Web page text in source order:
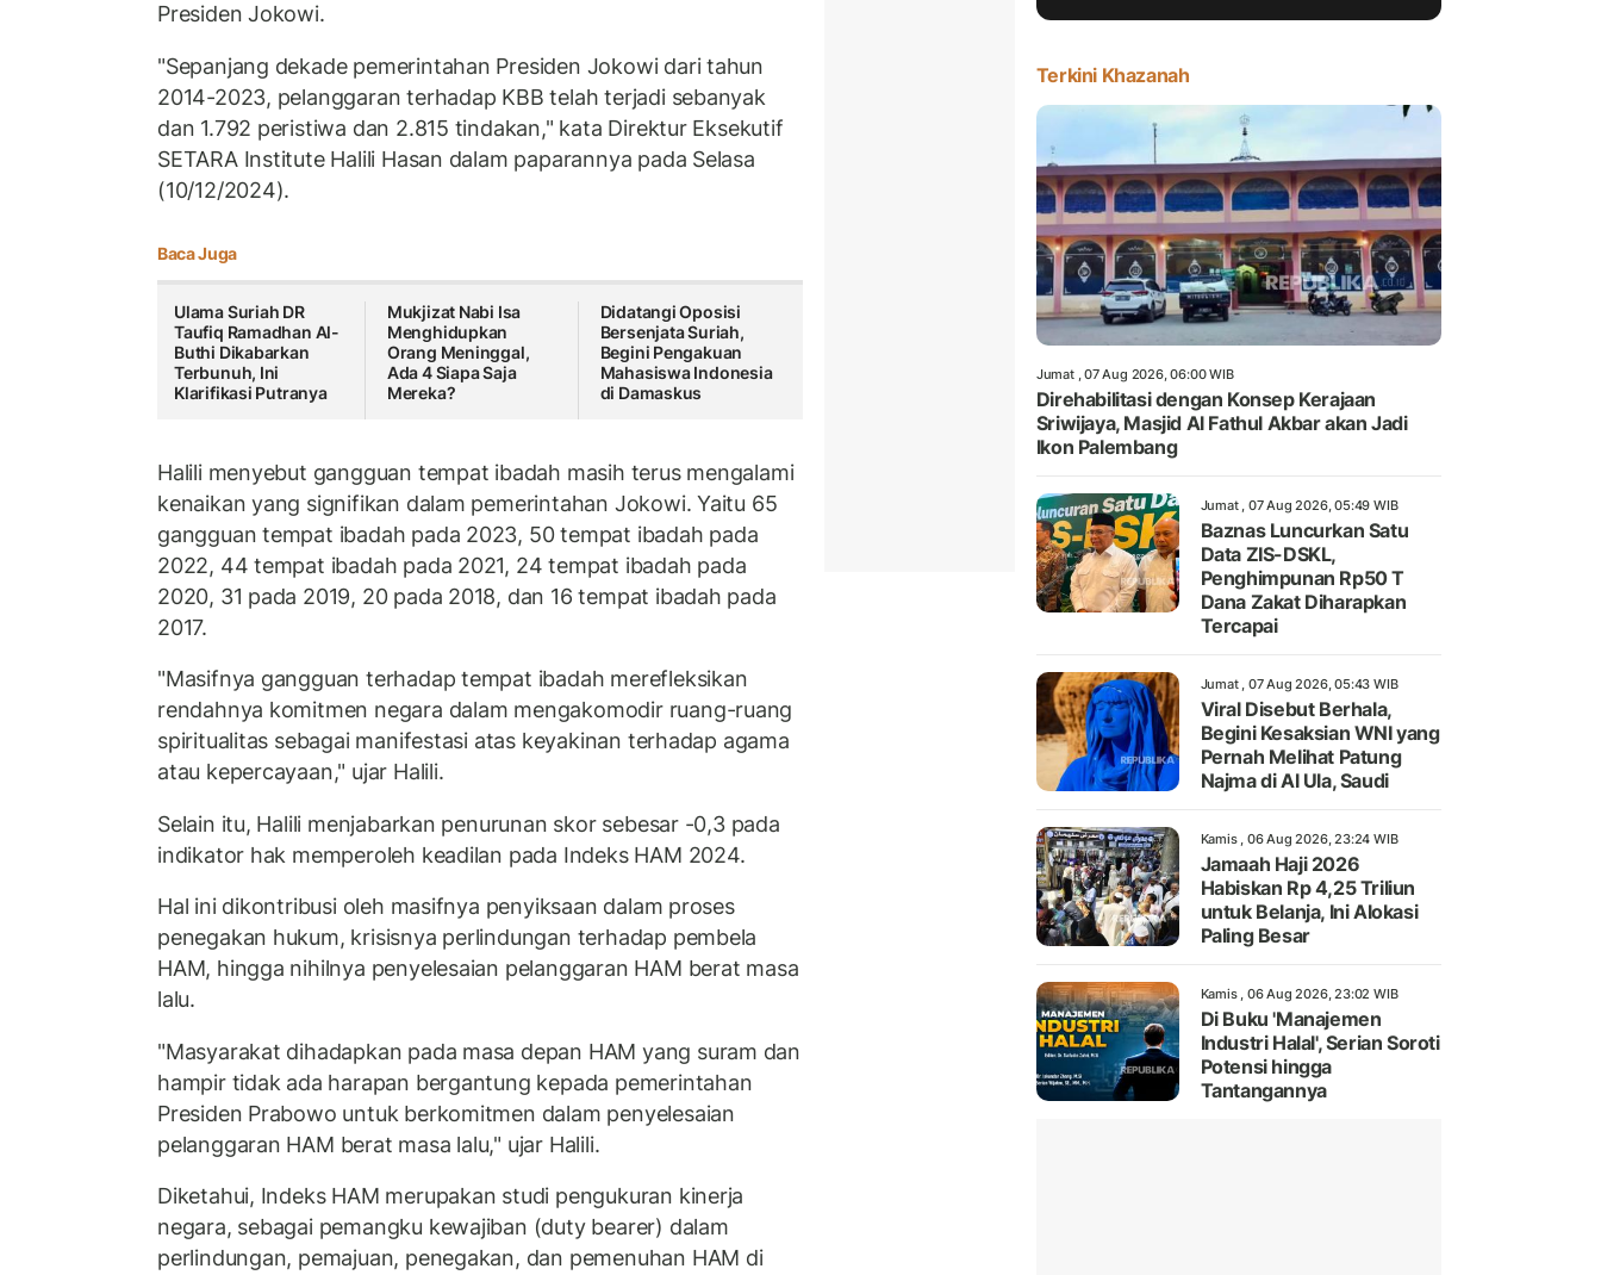
Presiden Jokowi.
"Sepanjang dekade pemerintahan Presiden Jokowi dari tahun
2014-2023, pelanggaran terhadap KBB telah terjadi sebanyak
dan 1.792 peristiwa dan 2.815 tindakan," kata Direktur Eksekutif
SETARA Institute Halili Hasan dalam paparannya pada Selasa
(10/12/2024).
Baca Juga
Ulama Suriah DR
Taufiq Ramadhan Al-
Buthi Dikabarkan
Terbunuh, Ini
Klarifikasi Putranya
Mukjizat Nabi Isa
Menghidupkan
Orang Meninggal,
Ada 4 Siapa Saja
Mereka?
Didatangi Oposisi
Bersenjata Suriah,
Begini Pengakuan
Mahasiswa Indonesia
di Damaskus
Halili menyebut gangguan tempat ibadah masih terus mengalami
kenaikan yang signifikan dalam pemerintahan Jokowi. Yaitu 65
gangguan tempat ibadah pada 2023, 50 tempat ibadah pada
2022, 44 tempat ibadah pada 2021, 24 tempat ibadah pada
2020, 31 pada 2019, 20 pada 2018, dan 16 tempat ibadah pada
2017.
"Masifnya gangguan terhadap tempat ibadah merefleksikan
rendahnya komitmen negara dalam mengakomodir ruang-ruang
spiritualitas sebagai manifestasi atas keyakinan terhadap agama
atau kepercayaan," ujar Halili.
Selain itu, Halili menjabarkan penurunan skor sebesar -0,3 pada
indikator hak memperoleh keadilan pada Indeks HAM 2024.
Hal ini dikontribusi oleh masifnya penyiksaan dalam proses
penegakan hukum, krisisnya perlindungan terhadap pembela
HAM, hingga nihilnya penyelesaian pelanggaran HAM berat masa
lalu.
"Masyarakat dihadapkan pada masa depan HAM yang suram dan
hampir tidak ada harapan bergantung kepada pemerintahan
Presiden Prabowo untuk berkomitmen dalam penyelesaian
pelanggaran HAM berat masa lalu," ujar Halili.
Diketahui, Indeks HAM merupakan studi pengukuran kinerja
negara, sebagai pemangku kewajiban (duty bearer) dalam
perlindungan, pemajuan, penegakan, dan pemenuhan HAM di
Terkini Khazanah
Jumat , 07 Aug 2026, 06:00 WIB
Direhabilitasi dengan Konsep Kerajaan
Sriwijaya, Masjid Al Fathul Akbar akan Jadi
Ikon Palembang
Jumat , 07 Aug 2026, 05:49 WIB
Baznas Luncurkan Satu
Data ZIS-DSKL,
Penghimpunan Rp50 T
Dana Zakat Diharapkan
Tercapai
Jumat , 07 Aug 2026, 05:43 WIB
Viral Disebut Berhala,
Begini Kesaksian WNI yang
Pernah Melihat Patung
Najma di Al Ula, Saudi
Kamis , 06 Aug 2026, 23:24 WIB
Jamaah Haji 2026
Habiskan Rp 4,25 Triliun
untuk Belanja, Ini Alokasi
Paling Besar
Kamis , 06 Aug 2026, 23:02 WIB
Di Buku 'Manajemen
Industri Halal', Serian Soroti
Potensi hingga
Tantangannya